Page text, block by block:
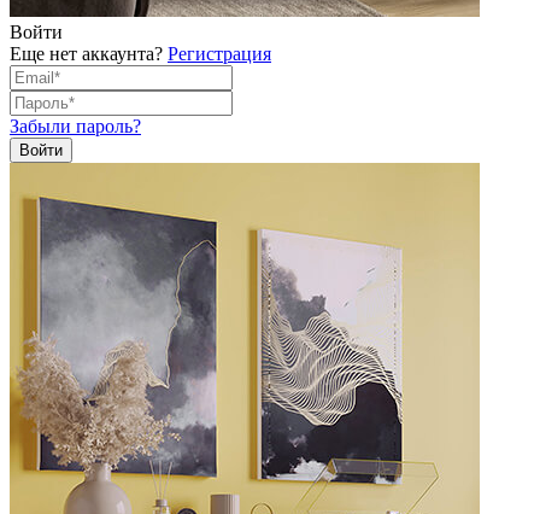
Войти
Еще нет аккаунта? Регистрация
Забыли пароль?